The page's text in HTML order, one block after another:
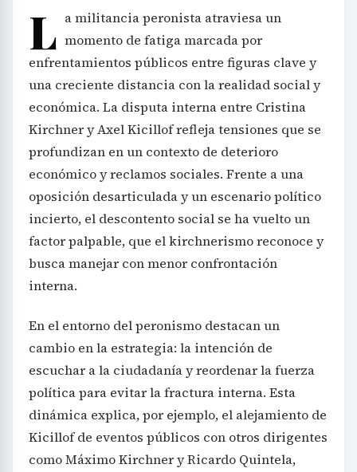
L a militancia peronista atraviesa un
momento de fatiga marcada por
enfrentamientos públicos entre figuras clave y
una creciente distancia con la realidad social y
económica. La disputa interna entre Cristina
Kirchner y Axel Kicillof refleja tensiones que se
profundizan en un contexto de deterioro
económico y reclamos sociales. Frente a una
oposición desarticulada y un escenario político
incierto, el descontento social se ha vuelto un
factor palpable, que el kirchnerismo reconoce y
busca manejar con menor confrontación
interna.
En el entorno del peronismo destacan un
cambio en la estrategia: la intención de
escuchar a la ciudadanía y reordenar la fuerza
política para evitar la fractura interna. Esta
dinámica explica, por ejemplo, el alejamiento de
Kicillof de eventos públicos con otros dirigentes
como Máximo Kirchner y Ricardo Quintela,